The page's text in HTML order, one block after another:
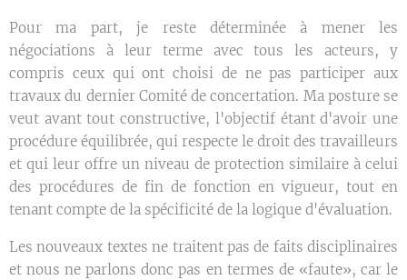
Pour ma part, je reste déterminée à mener les
négociations à leur terme avec tous les acteurs, y
compris ceux qui ont choisi de ne pas participer aux
travaux du dernier Comité de concertation. Ma posture se
veut avant tout constructive, l'objectif étant d'avoir une
procédure équilibrée, qui respecte le droit des travailleurs
et qui leur offre un niveau de protection similaire à celui
des procédures de fin de fonction en vigueur, tout en
tenant compte de la spécificité de la logique d'évaluation.
Les nouveaux textes ne traitent pas de faits disciplinaires
et nous ne parlons donc pas en termes de «faute», car le